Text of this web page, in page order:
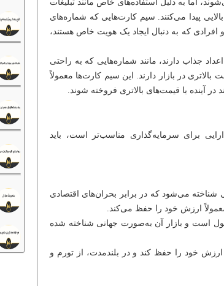
اما به دلیل استفاده‌های خاص مانند تبلیغات
پیدا می‌کنند. سیم کارت‌هایی که شماره‌های
که به دنبال ایجاد یک هویت خاص هستند،
جذاب دارند، مانند شماره‌هایی که به راحتی
در بازار دارند. این سیم کارت‌ها معمولاً
آینده با قیمت‌های بالاتری فروخته شوند.
برای سرمایه‌گذاری مناسب‌تر است، باید
شناخته می‌شود که در برابر بحران‌های اقتصادی
ارزش خود را حفظ می‌کند.
است و بازار آن به‌صورت جهانی شناخته شده
خود را حفظ کند و در بلندمدت، از تورم و